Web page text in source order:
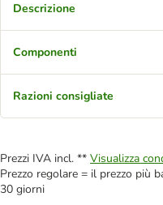
Descrizione
Componenti
Razioni consigliate
Prezzi IVA incl. ** Visualizza
Prezzo regolare = il prezzo più
30 giorni